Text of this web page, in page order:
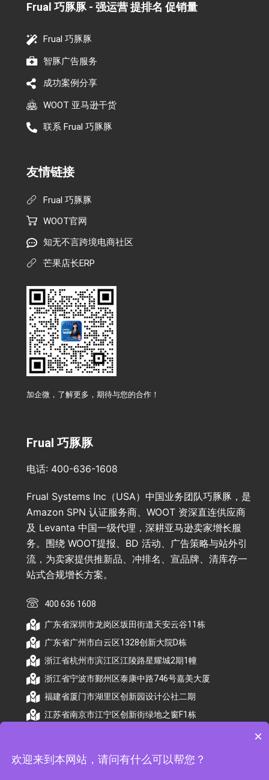
Frual 巧豚豚 - 强运营 提排名 促销量​
Frual 巧豚豚
智豚广告服务
成功案例分享
WOOT 亚马逊干货
联系 Frual 巧豚豚
友情链接
Frual 巧豚豚
WOOT官网
知无不言跨境电商社区
芒果店长ERP
加企微，了解更多，期待与您的合作！
Frual 巧豚豚
电话: 400-636-1608
Frual Systems Inc（USA）中国业务团队巧豚豚，是
Amazon SPN 认证服务商、WOOT 资深直连供应商
及 Levanta 中国一级代理，深耕亚马逊卖家增长服
务。围绕 WOOT提报、BD 活动、广告策略与站外引
流，为卖家提供推新品、冲排名、宣品牌、清库存一
站式合规增长方案。
400 636 1608
广东省深圳市龙岗区坂田街道天安云谷11栋
广东省广州市白云区1328创新大院D栋
浙江省杭州市滨江区江陵路星耀城2期1幢
浙江省宁波市鄞州区泰康中路746号嘉美大厦
福建省厦门市湖里区创新园设计公社二期
江苏省南京市江宁区创新街绿地之窗F1栋
×
欢迎来到本网站，请问有什么可以帮您？